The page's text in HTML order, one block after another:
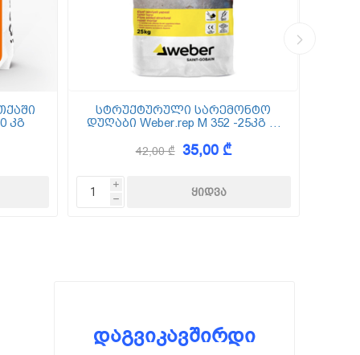
კგ
სტრუქტურული სარემონტო
დუღაბი Weber.rep M 352 -25კგ (5
42,00 ₾ 35,00 ₾
i
h
დაგვიკავშირდი